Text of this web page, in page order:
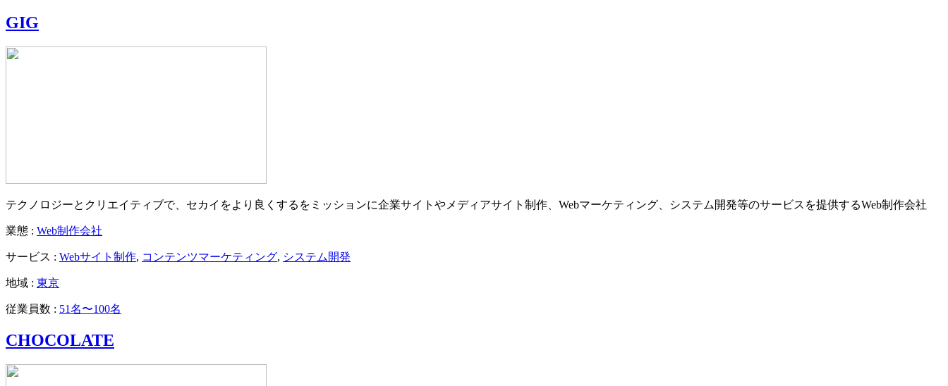
GIG
テクノロジーとクリエイティブで、セカイをより良くするをミッションに企業サイトやメディアサイト制作、Webマーケティング、システム開発等のサービスを提供するWeb制作会社
業態 : Web制作会社
サービス : Webサイト制作, コンテンツマーケティング, システム開発
地域 : 東京
従業員数 : 51名〜100名
CHOCOLATE